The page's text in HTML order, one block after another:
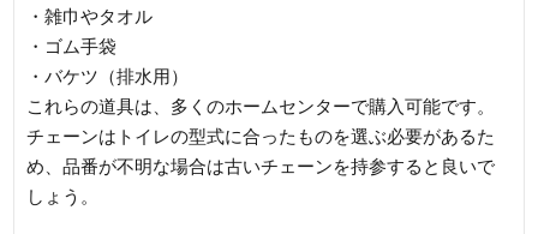
・雑巾やタオル
・ゴム手袋
・バケツ（排水用）
これらの道具は、多くのホームセンターで購入可能です。
チェーンはトイレの型式に合ったものを選ぶ必要があるた
め、品番が不明な場合は古いチェーンを持参すると良いで
しょう。